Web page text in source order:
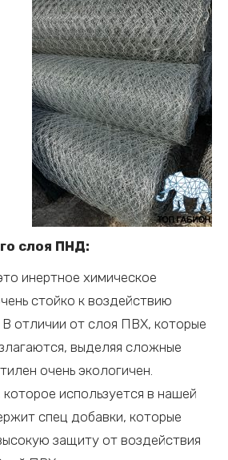
слоя ПНД:
инертное химическое
стойко к воздействию
отличии от слоя ПВХ, которые
выделяя сложные
очень экологичен.
используется в нашей
спец добавки, которые
защиту от воздействия